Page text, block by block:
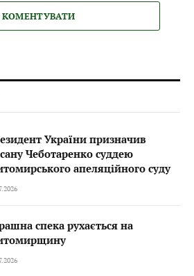
КОМЕНТУВАТИ
України призначив
Чеботаренко суддею
апеляційного суду
спека рухається на